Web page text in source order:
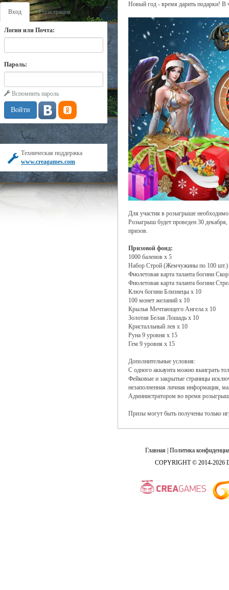
Вход Регистрация
Логин или Почта:
Пароль:
Вспомнить пароль
Техническая поддержка
www.creagames.com
Новый год - время дарить подарки! В
Для участия в розыгрыше
Розыгрыш будет проведен 30
призов.
Призовой фонд:
1000 баленов х 5
Набор Строй (Жемчужины по 100 шт.)
Фиолетовая карта таланта богини
Фиолетовая карта таланта богини
Ключ богини Близнецы х 10
100 монет желаний х 10
Крылья Мечтающего Ангела х 10
Золотая Белая Лошадь х 10
Кристалльный лев х 10
Руна 9 уровня х 15
Гем 9 уровня х 15
Дополнительные условия:
С одного аккаунта можно выиграть
Фейковые и закрытые страницы
незаполненная личная информация,
Администратором во время
Призы могут быть получены только
Главная Политика
COPYRIGHT © 2014-2026